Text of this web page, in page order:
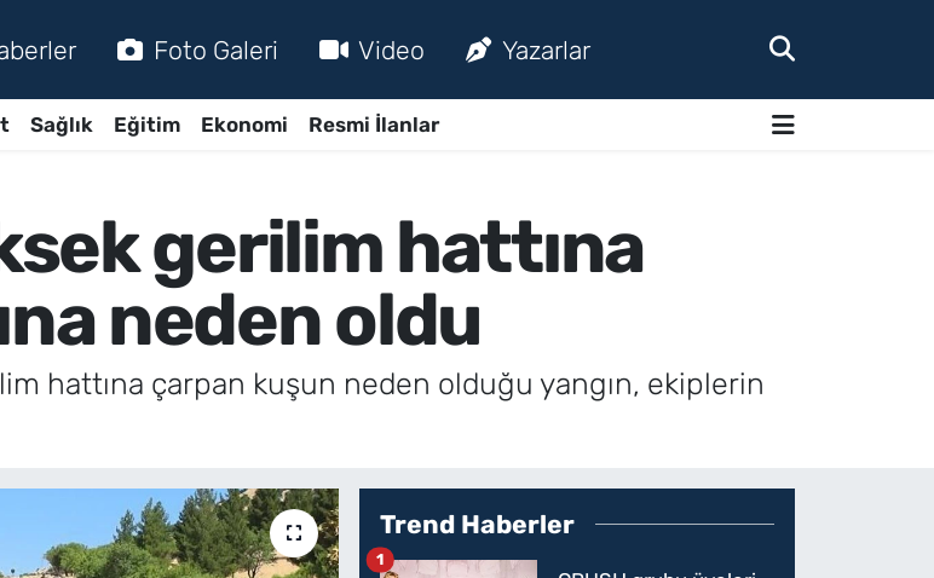
Foto Galeri Video Yazarlar
Sağlık Eğitim Ekonomi Resmi İlanlar
gerilim hattına
neden oldu
hattına çarpan kuşun neden olduğu yangın, ekiplerin
Trend Haberler
1